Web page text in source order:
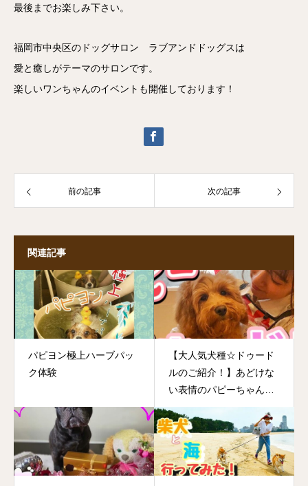
最後までお楽しみ下さい。
福岡市中央区のドッグサロン ラブアンドドッグスは
愛と癒しがテーマのサロンです。
楽しいワンちゃんのイベントも開催しております！
前の記事 次の記事
関連記事
パピヨン極上ハーブパッ
ク体験
【大人気犬種☆ドゥード
ルのご紹介！】あどけな
い表情のパピーちゃんの
シャンプーシーンは必
見！！